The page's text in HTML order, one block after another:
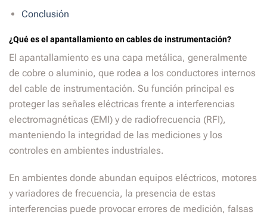
Conclusión
¿Qué es el apantallamiento en cables de instrumentación?
El apantallamiento es una capa metálica, generalmente
de cobre o aluminio, que rodea a los conductores internos
del cable de instrumentación. Su función principal es
proteger las señales eléctricas frente a interferencias
electromagnéticas (EMI) y de radiofrecuencia (RFI),
manteniendo la integridad de las mediciones y los
controles en ambientes industriales.
En ambientes donde abundan equipos eléctricos, motores
y variadores de frecuencia, la presencia de estas
interferencias puede provocar errores de medición, falsas